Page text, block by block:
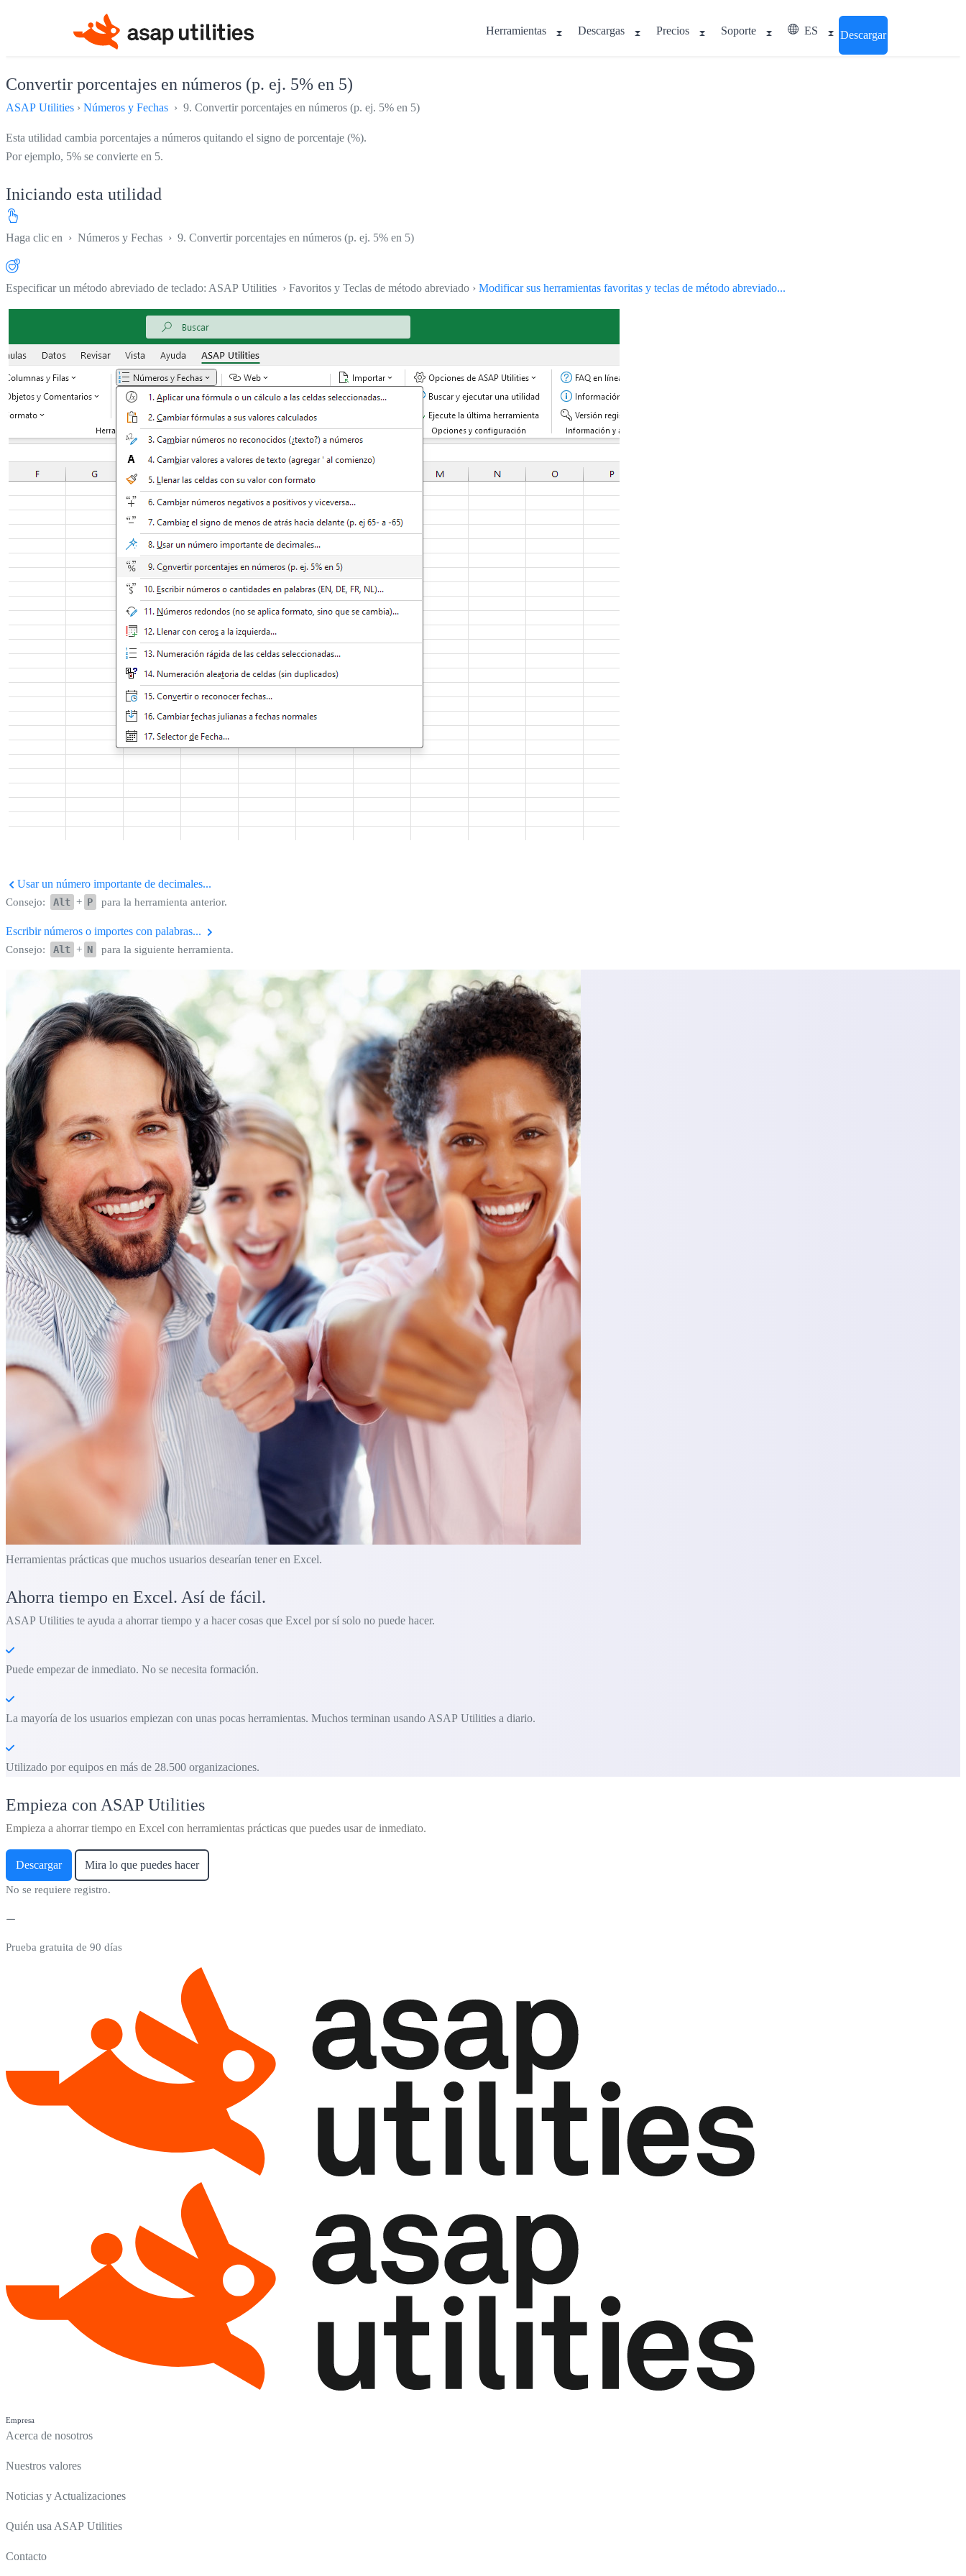
Herramientas Descargas Precios Soporte ES Descargar
Convertir porcentajes en números (p. ej. 5% en 5)
ASAP Utilities › Números y Fechas › 9. Convertir porcentajes en números (p. ej. 5% en 5)
Esta utilidad cambia porcentajes a números quitando el signo de porcentaje (%).
Por ejemplo, 5% se convierte en 5.
Iniciando esta utilidad
Haga clic en › Números y Fechas › 9. Convertir porcentajes en números (p. ej. 5% en 5)
Especificar un método abreviado de teclado: ASAP Utilities › Favoritos y Teclas de método abreviado › Modificar sus herramientas favoritas y teclas de método abreviado...
Usar un número importante de decimales...
Consejo: Alt + P para la herramienta anterior.
Escribir números o importes con palabras...
Consejo: Alt + N para la siguiente herramienta.
Herramientas prácticas que muchos usuarios desearían tener en Excel.
Ahorra tiempo en Excel. Así de fácil.
ASAP Utilities te ayuda a ahorrar tiempo y a hacer cosas que Excel por sí solo no puede hacer.
Puede empezar de inmediato. No se necesita formación.
La mayoría de los usuarios empiezan con unas pocas herramientas. Muchos terminan usando ASAP Utilities a diario.
Utilizado por equipos en más de 28.500 organizaciones.
Empieza con ASAP Utilities
Empieza a ahorrar tiempo en Excel con herramientas prácticas que puedes usar de inmediato.
Descargar Mira lo que puedes hacer
No se requiere registro.
Prueba gratuita de 90 días
Empresa
Acerca de nosotros
Nuestros valores
Noticias y Actualizaciones
Quién usa ASAP Utilities
Contacto